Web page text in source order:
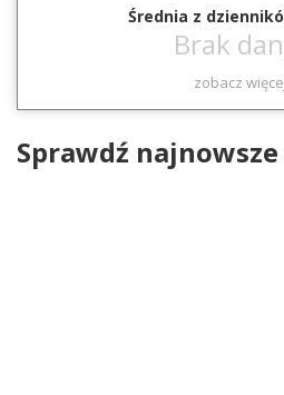
Średnia z
zobacz
Sprawdź